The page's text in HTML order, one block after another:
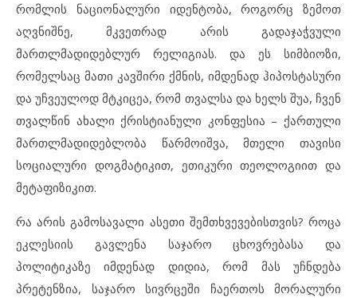
რომლის ნაციონალური იდენტობა, როგორც ზემოთ
აღვნიშნე, მკვეთრად არის გადაჯაჭვული
მართლმადიდებლურ რელიგიას. და ეს სიმბიოზი,
რომელსაც მათი კავშირი ქმნის, იმდენად ჰიპოსტასური
და უჩვეულოდ მტკიცეა, რომ თვალსა და ხელს შუა, ჩვენ
თვალწინ ახალი ქრისტიანული კონფესია – ქართული
მართლმადიდებლობა წარმოიშვა, მთელი თავისი
სოციალური დოგმატიკით, ეთიკური თეოლოგიით და
მეტაფიზიკით.
რა არის გამოსავალი ასეთი შემთხვევებისთვის? როცა
ეკლესიის გავლენა საჯარო ცხოვრებასა და
პოლიტიკაზე იმდენად დიდია, რომ მას უჩნდება
პრეტენზია, საჯარო სივრცეში ჩაერთოს მორალური